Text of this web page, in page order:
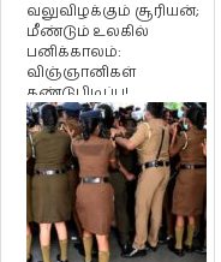
வலுவிழக்கும் சூரியன்;
மீண்டும் உலகில்
பனிக்காலம்:
விஞ்ஞானிகள்
கண்டுபிடிப்பு!